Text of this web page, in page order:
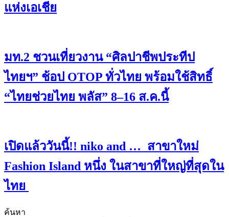
แห่งเอเชีย
มท.2 ชวนเที่ยวงาน “ศิลปาชีพประทีป
ไทยฯ” ช้อป OTOP ทั่วไทย พร้อมใช้สิทธิ์
“ไทยช่วยไทย พลัส” 8–16 ส.ค.นี้
เปิดแล้ววันนี้!! niko and … สาขาใหม่
Fashion Island หนึ่ง ในสาขาที่ใหญ่ที่สุดใน
ไทย
ค้นหา